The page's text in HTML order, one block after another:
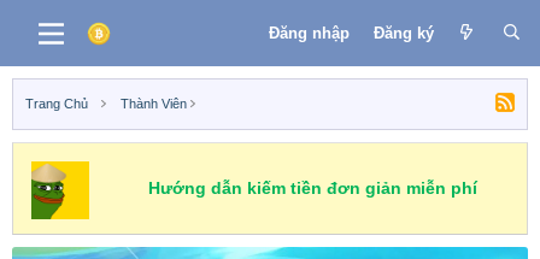
Đăng nhập Đăng ký
Trang Chủ Thành Viên
Hướng dẫn kiếm tiền đơn giản miễn phí